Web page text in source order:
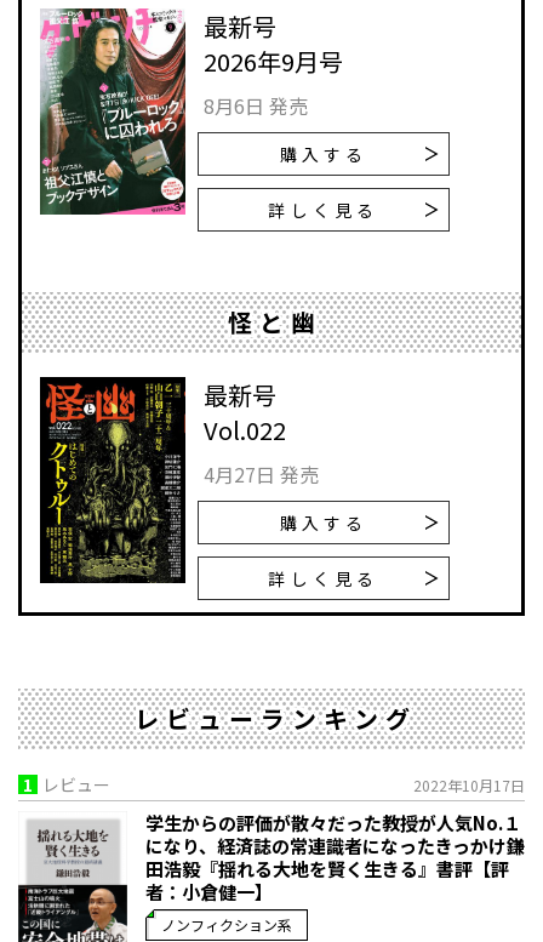
最新号
2026年9月号
8月6日 発売
購入する
詳しく見る
怪と幽
最新号
Vol.022
4月27日 発売
購入する
詳しく見る
レビューランキング
1 レビュー 2022年10月17日
学生からの評価が散々だった教授が人気No.１
になり、経済誌の常連識者になったきっかけ――鎌
田浩毅『揺れる大地を賢く生きる』書評【評
者：小倉健一】
ノンフィクション系